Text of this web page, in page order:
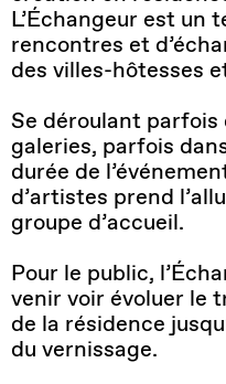
L’Échangeur est un
rencontres et
des villes-hôtesses
Se déroulant parfois
galeries, parfois
durée de
d’artistes prend
groupe d’accueil.
Pour le public,
venir voir évoluer le
de la résidence
du vernissage.